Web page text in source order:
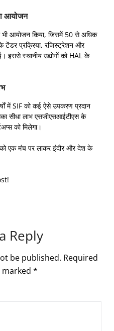
आयोजन
भी आयोजन किया, जिसमें 50 से अधिक
टेंडर प्रक्रिया, रजिस्ट्रेशन और
इससे स्थानीय उद्योगों को HAL के
में SIF को कई ऐसे उपकरण प्रदान
सीधा लाभ एसजीएसआईटीएस के
को मिलेगा।
को एक मंच पर लाकर इंदौर और देश के
Reply
be published. Required
*